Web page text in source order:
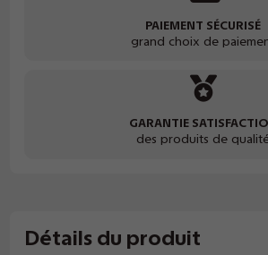
PAIEMENT SÉCURISÉ
grand choix de
GARANTIE
des produits de
Détails du produit